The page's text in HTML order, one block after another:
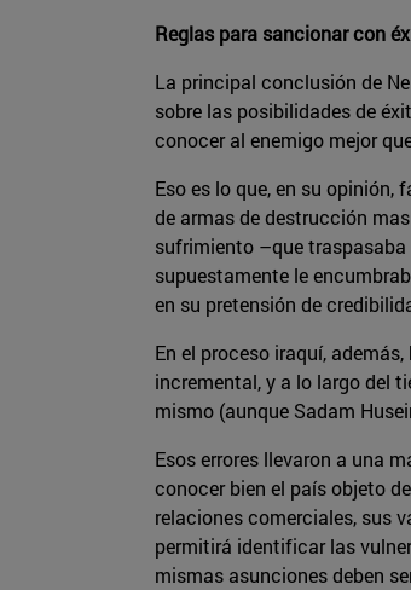
Reglas para sancionar con
La principal conclusión de
sobre las posibilidades de
conocer al enemigo mejor
Eso es lo que, en su
de armas de destrucción
sufrimiento –que traspasaba
supuestamente le
en su pretensión de
En el proceso iraquí,
incremental, y a lo largo del
mismo (aunque Sadam
Esos errores llevaron a una
conocer bien el país objeto
relaciones comerciales, sus
permitirá identificar las
mismas asunciones deben